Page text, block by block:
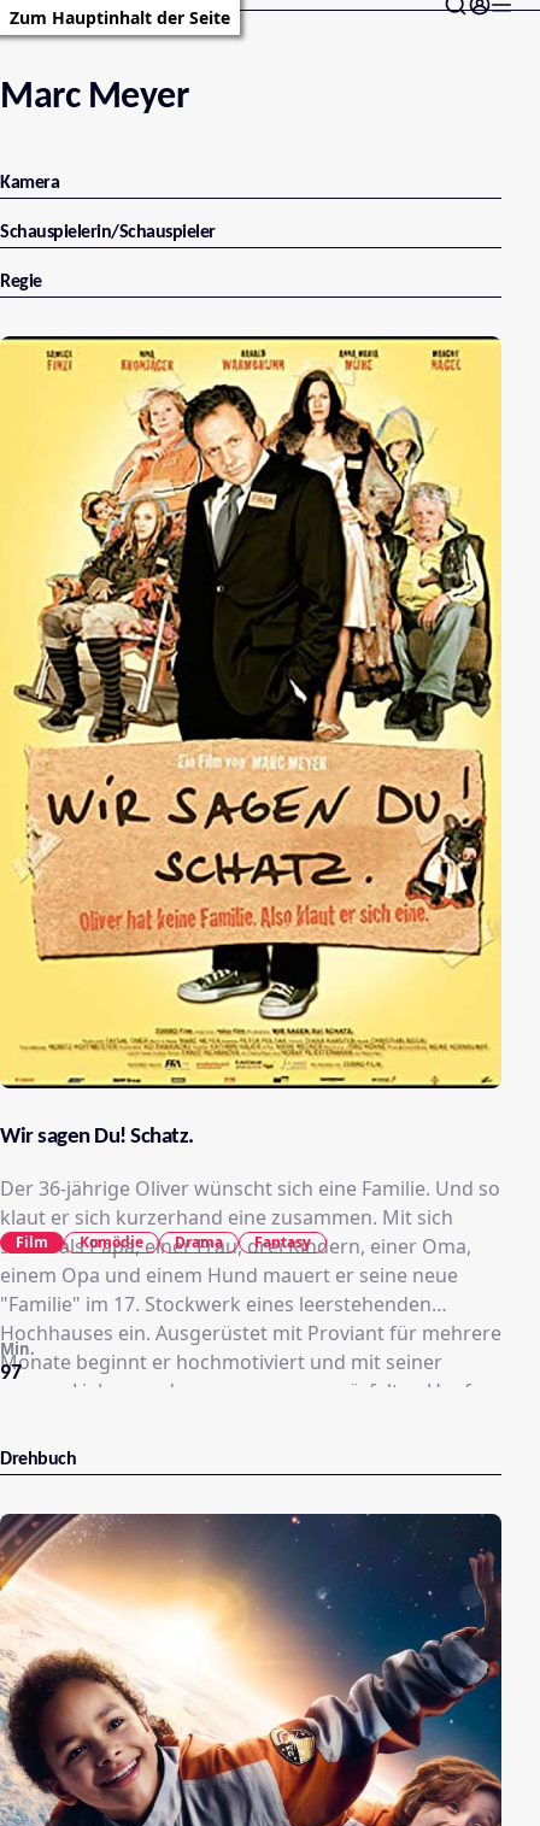
Zum Hauptinhalt der Seite
Marc Meyer
Kamera
Schauspielerin/Schauspieler
Regie
Wir sagen Du! Schatz.
Der 36-jährige Oliver wünscht sich eine Familie. Und so
klaut er sich kurzerhand eine zusammen. Mit sich
selbst als Papa, einer Frau, drei Kindern, einer Oma,
einem Opa und einem Hund mauert er seine neue
"Familie" im 17. Stockwerk eines leerstehenden
Hochhauses ein. Ausgerüstet mit Proviant für mehrere
Monate beginnt er hochmotiviert und mit seiner
ganzen Liebe aus dem zusammengewürfelten Haufen
Ängste, Wünsche und Neurosen der einzelnen
Mitglieder der Wohngemeinschaft prallen aufeinander
zunächst ein Kleinkrieg auf Leben und Tod wütet,
entwickelt sich nach und nach doch noch eine
Gemeinschaft, die feststellt, dass das Leben außerhalb
von Olivers WG noch verkorkster ist als darin.
97
Min.
Film Komödie Drama Fantasy
Drehbuch